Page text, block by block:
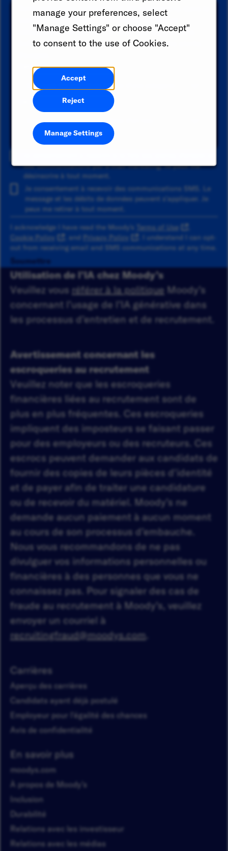
manage your preferences, select
"Manage Settings" or choose "Accept"
to consent to the use of Cookies.
Accept
Reject
Manage Settings
Recherchez une catégorie et sélectionnez-la dans la
liste des suggestions. Recherchez un lieu et
sélectionnez-en un dans la liste des suggestions.
Enfin, cliquez sur "Ajouter" pour créer votre alerte
Catégorie
Ajouter
des communications par e-mail marketing. Je peux me
désinscrire à tout moment.
Je consentement à recevoir des communications SMS. Le
message et les débits de données peuvent s'appliquer. Je
peux me retirer à tout moment.
I acknowledge I have read the Moody's
Terms of Use
Cookie Policy
, and Privacy Policy
. I understand I can opt-
out from receiving email and SMS communications at any time.
Soumettre
Utilisation de l’IA chez Moody’s
Veuillez vous référer à la politique Moody’s
concernant l’usage de l’IA générative dans
les processus d’entretien et de recrutement.
Avertissement concernant les
escroqueries au recrutement
Veuillez noter que les escroqueries
financières liées au recrutement sont de
plus en plus fréquentes. Ces escroqueries
impliquent des imposteurs se faisant passer
pour des employeurs ou des recruteurs. Ces
escrocs peuvent demander aux candidats de
fournir des copies de leurs pièces d'identité
et de payer afin de traiter une candidature
ou de recevoir du matériel. Moody’s ne
demande aucun paiement à aucun moment
au cours de son processus d’embauche.
Nous vous recommandons de ne pas
divulguer vos informations personnelles ou
financières à des personnes que vous ne
connaissez pas. Pour signaler des cas de
fraude au recrutement à Moody’s, veuillez
envoyer un courriel à
recruitingfraud@moodys.com
Carrières
Aperçu des carrières
Candidats ayant déjà postulé
Employeur pour l'égalité des chances
Avis de confidentialité
En savoir plus
moodys.com
À propos de Moody’s
Inclusion
Durabilité
Relations avec les investisseur
Relations avec les médias